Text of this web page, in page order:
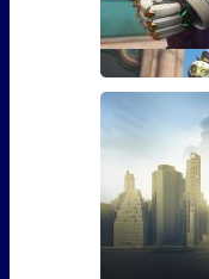
Гайд:
Гра для
Если вы
там персона